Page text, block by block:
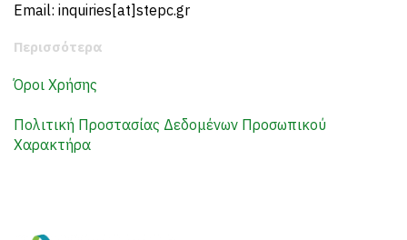
Email: inquiries[at]stepc.gr
Περισσότερα
Όροι Χρήσης
Πολιτική Προστασίας Δεδομένων Προσωπικού
Χαρακτήρα